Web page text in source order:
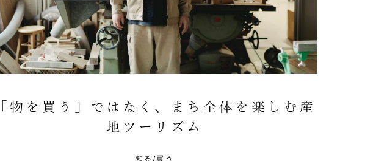
「物を買う」ではなく、まち全体を楽しむ産
地ツーリズム
知る/買う